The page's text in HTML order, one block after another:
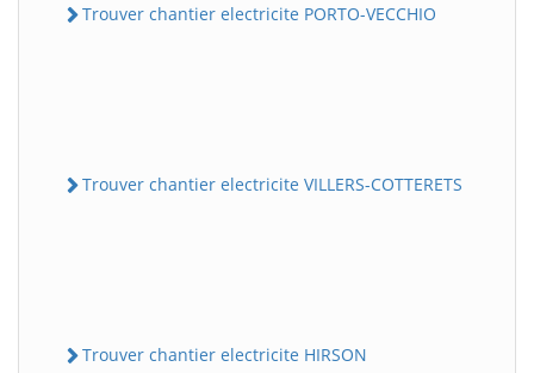
Trouver chantier electricite PORTO-VECCHIO
Trouver chantier electricite VILLERS-COTTERETS
Trouver chantier electricite HIRSON